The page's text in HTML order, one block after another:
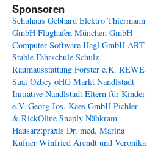
Sponsoren
Schuhaus Gebhard Elektro Thiermann
GmbH Flughafen München GmbH
Computer-Software Hagl GmbH ART
Stable Fahrschule Schulz
Raumausstattung Forster e.K. REWE
Suat Özbey oHG Markt Nandlstadt
Initiative Nandlstadt Eltern für Kinder
e.V. Georg Jos. Kaes GmbH Pichler
& RickOline Snaply Nähkram
Hausarztpraxis Dr. med. Marina
Kufner Winfried Arendt und Veronika